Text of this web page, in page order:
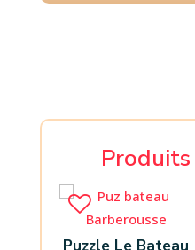
Puzzle Le Bateau